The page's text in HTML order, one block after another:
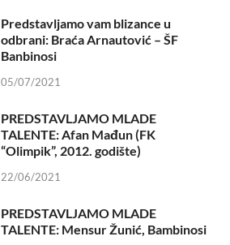
Predstavljamo vam blizance u
odbrani: Braća Arnautović – ŠF
Banbinosi
05/07/2021
PREDSTAVLJAMO MLADE
TALENTE: Afan Mađun (FK
“Olimpik”, 2012. godište)
22/06/2021
PREDSTAVLJAMO MLADE
TALENTE: Mensur Žunić, Bambinosi